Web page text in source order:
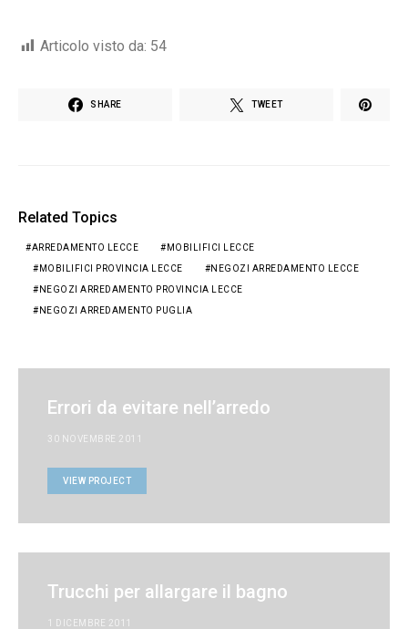
Articolo visto da: 54
SHARE TWEET
Related Topics
ARREDAMENTO LECCE MOBILIFICI LECCE
MOBILIFICI PROVINCIA LECCE NEGOZI ARREDAMENTO LECCE
NEGOZI ARREDAMENTO PROVINCIA LECCE
NEGOZI ARREDAMENTO PUGLIA
Errori da evitare nell’arredo
30 NOVEMBRE 2011
VIEW PROJECT
Trucchi per allargare il bagno
1 DICEMBRE 2011